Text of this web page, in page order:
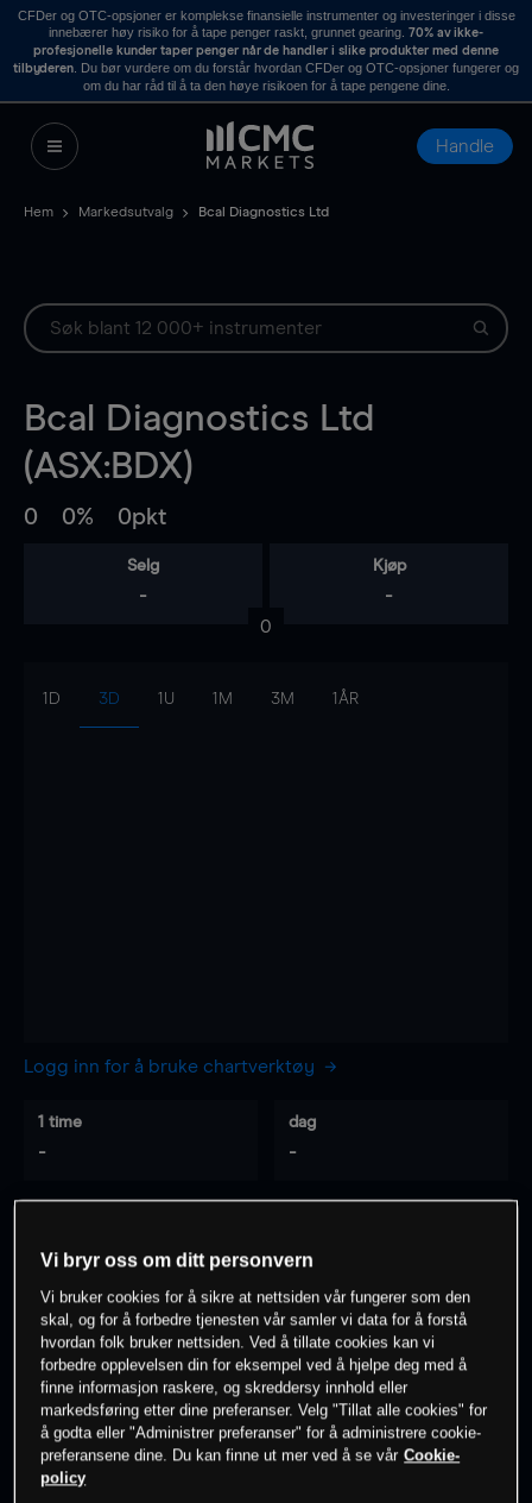
CFDer og OTC-opsjoner er komplekse finansielle instrumenter og investeringer i disse
innebærer høy risiko for å tape penger raskt, grunnet gearing. 70% av ikke-
profesjonelle kunder taper penger når de handler i slike produkter med denne
tilbyderen . Du bør vurdere om du forstår hvordan CFDer og OTC-opsjoner fungerer og
om du har råd til å ta den høye risikoen for å tape pengene dine.
Handle
Hem Markedsutvalg Bcal Diagnostics Ltd
Bcal Diagnostics Ltd
(ASX:BDX)
0 0% 0pkt
Selg
-
Kjøp
-
0
1D 3D 1U 1M 3M 1ÅR
Logg inn for å bruke chartverktøy
1 time
-
dag
-
- -
0% av kunder erpå dette instrumentet
Søk om konto
Vi bryr oss om ditt personvern
Vi bruker cookies for å sikre at nettsiden vår fungerer som den
skal, og for å forbedre tjenesten vår samler vi data for å forstå
hvordan folk bruker nettsiden. Ved å tillate cookies kan vi
forbedre opplevelsen din for eksempel ved å hjelpe deg med å
finne informasjon raskere, og skreddersy innhold eller
markedsføring etter dine preferanser. Velg "Tillat alle cookies" for
å godta eller "Administrer preferanser" for å administrere cookie-
preferansene dine. Du kan finne ut mer ved å se vår Cookie-
policy